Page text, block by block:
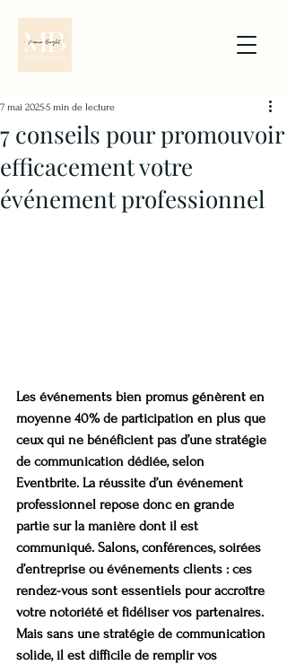
7 conseils pour promouvoir
efficacement votre
événement professionnel
7 mai 20255 min de lecture
Les événements bien promus génèrent en
moyenne 40% de participation en plus que
ceux qui ne bénéficient pas d’une stratégie
de communication dédiée, selon
Eventbrite. La réussite d’un événement
professionnel repose donc en grande
partie sur la manière dont il est
communiqué. Salons, conférences, soirées
d’entreprise ou événements clients : ces
rendez-vous sont essentiels pour accroître
votre notoriété et fidéliser vos partenaires.
Mais sans une stratégie de communication
solide, il est difficile de remplir vos